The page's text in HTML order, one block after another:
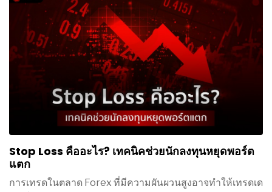
Stop Loss คืออะไร? เทคนิคช่วยนักลงทุนหยุดพอร์ต
แตก
การเทรดในตลาด Forex ที่มีความผันผวนสูงอาจทำให้เทรดเด